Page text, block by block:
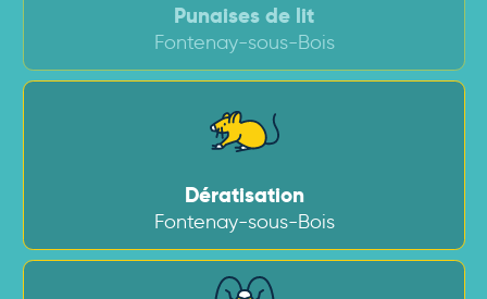
Punaises de lit
Fontenay-sous-Bois
Dératisation
Fontenay-sous-Bois